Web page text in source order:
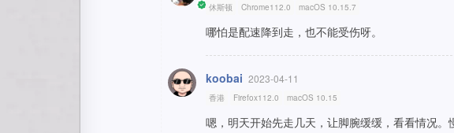
休斯顿 Chrome112.0 macOS 10.15.7
哪怕是配速降到走，也不能受伤呀。
koobai 2023-04-11
香港 Firefox112.0 macOS 10.15
嗯，明天开始先走几天，让脚腕缓缓，看看情况。